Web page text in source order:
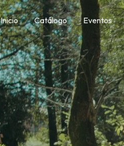
Inicio Catálogo Eventos